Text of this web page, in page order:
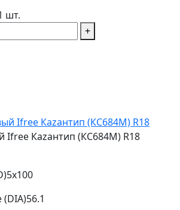
шт.
+
Ifree Каzантип (КС684М) R18
5x100
(DIA)56.1